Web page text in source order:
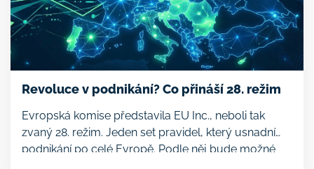
Revoluce v podnikání? Co přináší 28. režim
Evropská komise představila EU Inc., neboli tak
zvaný 28. režim. Jeden set pravidel, který usnadní
podnikání po celé Evropě. Podle něj bude možné